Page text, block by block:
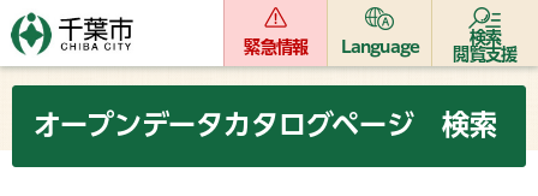
緊急情報 Language
検索
閲覧支援
オープンデータカタログページ 検索